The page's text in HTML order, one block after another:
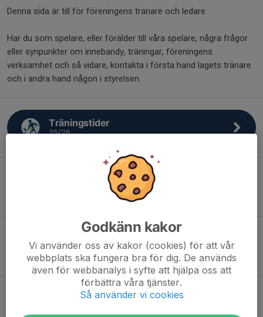
Denna sida är till för föreningens tränare och ledare.
Har du som spelare, eller förälder till våra spelare, några frågor
eller synpunkter om innebandy, träningar, föreningens
verksamhet och så vidare, kontakta i första hand lagets tränare
och i andra hand någon i styrelsen.
Träningstider
25/26
Alla hemmamatcher
Kioskschema
25/26
Mitt iBIS
Godkänn kakor
Vi använder oss av kakor (cookies) för att vår
webbplats ska fungera bra för dig. De används
även för webbanalys i syfte att hjälpa oss att
förbättra våra tjänster.
Så använder vi cookies